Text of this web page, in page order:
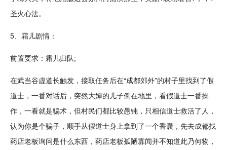
圣火心法。
5、霜儿剧情：
前置要求：霜儿归队;
在武当谷虚道长触发，接取任务后在“成都郊外”的村子里找到了假
道士 ，一番对话后，突然大婶的儿子倒在地里，看假道士一番操
作，一看就是骗术，但村民们都比较愚钝，只相信道士救活了人，
认为你是个骗子，顺手从假道士身上拿到了一个香囊，先去成都找
药店老板询问是什么东西，药店老板孤陋寡闻并不知道此乃何物，